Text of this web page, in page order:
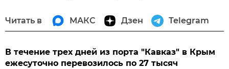
Читать в МАКС Дзен Telegram
В течение трех дней из порта "Кавказ" в Крым
ежесуточно перевозилось по 27 тысяч